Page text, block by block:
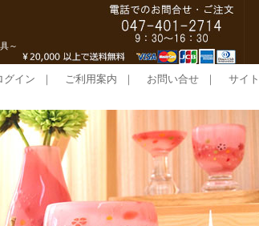
～
グイン ｜ ご利用案内 ｜ お問い合せ ｜ サイ